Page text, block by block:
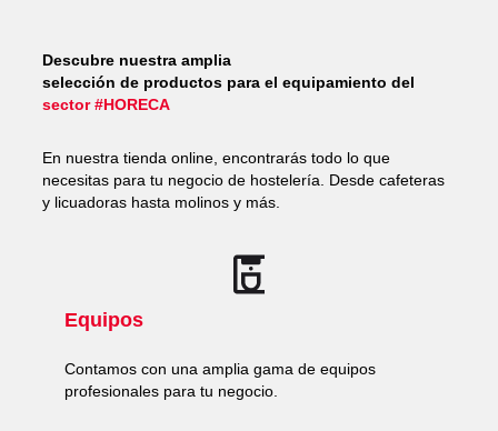
Descubre nuestra amplia
selección de productos para el equipamiento del
sector #HORECA
En nuestra tienda online, encontrarás todo lo que
necesitas para tu negocio de hostelería. Desde cafeteras
y licuadoras hasta molinos y más.
Equipos
Contamos con una amplia gama de equipos
profesionales para tu negocio.